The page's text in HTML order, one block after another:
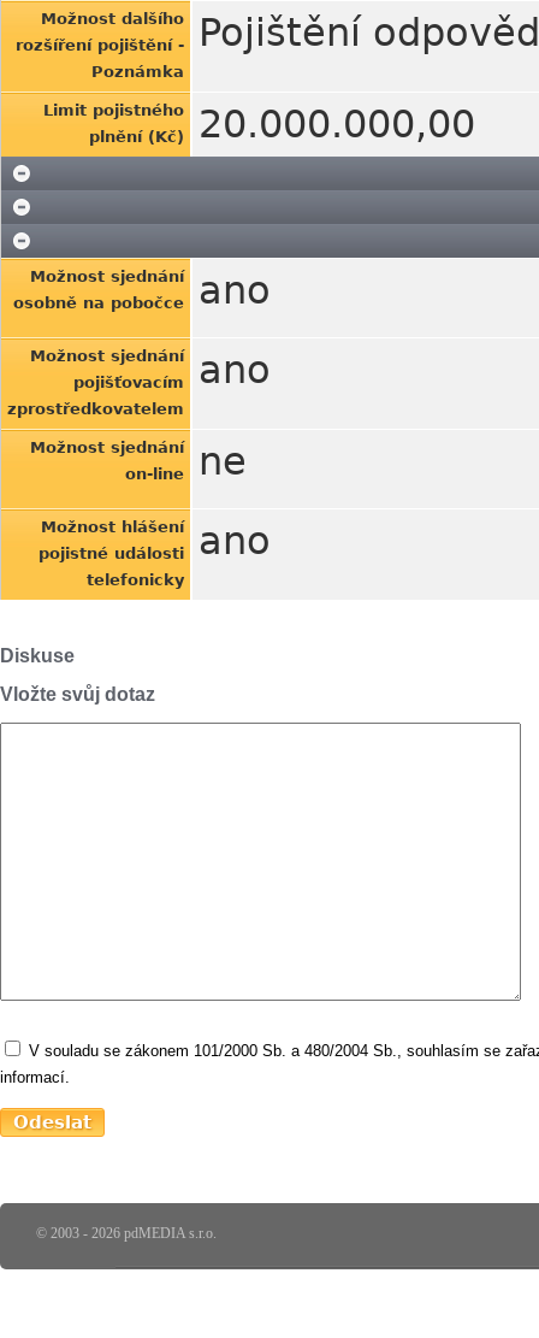
Možnost dalšího
rozšíření pojištění -
Poznámka
Pojištění
Limit pojistného
plnění (Kč)
20.000.000,00
Možnost sjednání
osobně na pobočce
ano
Možnost sjednání
pojišťovacím
zprostředkovatelem
ano
Možnost sjednání
on-line
ne
Možnost hlášení
pojistné události
telefonicky
ano
Diskuse
Vložte svůj dotaz
V souladu se zákonem 101/2000 Sb. a 480/2004 Sb., souhlasím se
informací.
© 2003 - 2026 pdMEDIA s.r.o.